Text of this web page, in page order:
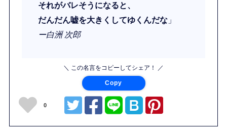
それがバレそうになると、
だんだん嘘を大きくしてゆくんだな 」
ー白洲 次郎
＼ この名言をコピーしてシェア！ ／
Copy
0